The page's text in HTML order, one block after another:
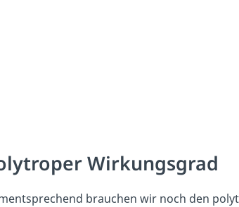
Wirkungsgrad
brauchen wir noch den